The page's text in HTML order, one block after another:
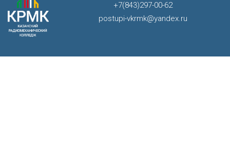
+7(843)297-00-62
postupi-vkrmk@yandex.ru